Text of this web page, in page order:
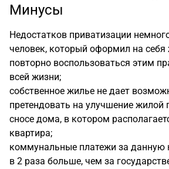
Минусы
Недостатков приватизации
человек, который оформил на
повторно воспользоваться этим
всей жизни;
собственное жилье не дает
претендовать на улучшение
сносе дома, в котором
квартира;
коммунальные платежи за данную
в 2 раза больше, чем за